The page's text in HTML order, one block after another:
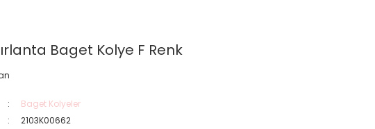
Baget Kolye F Renk
Baget Kolyeler
2103K00662